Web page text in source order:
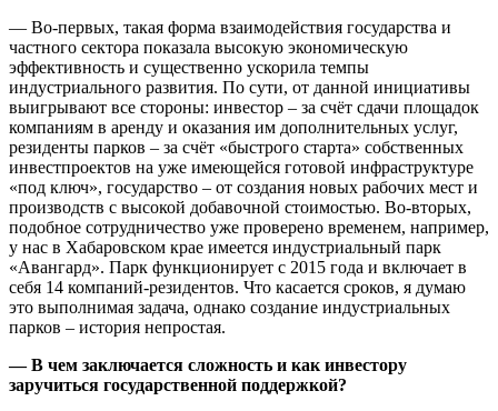
— Во-первых, такая форма взаимодействия государства и
частного сектора показала высокую экономическую
эффективность и существенно ускорила темпы
индустриального развития. По сути, от данной инициативы
выигрывают все стороны: инвестор – за счёт сдачи площадок
компаниям в аренду и оказания им дополнительных услуг,
резиденты парков – за счёт «быстрого старта» собственных
инвестпроектов на уже имеющейся готовой инфраструктуре
«под ключ», государство – от создания новых рабочих мест и
производств с высокой добавочной стоимостью. Во-вторых,
подобное сотрудничество уже проверено временем, например,
у нас в Хабаровском крае имеется индустриальный парк
«Авангард». Парк функционирует с 2015 года и включает в
себя 14 компаний-резидентов. Что касается сроков, я думаю
это выполнимая задача, однако создание индустриальных
парков – история непростая.
— В чем заключается сложность и как инвестору
заручиться государственной поддержкой?